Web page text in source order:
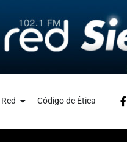
Código de Ética